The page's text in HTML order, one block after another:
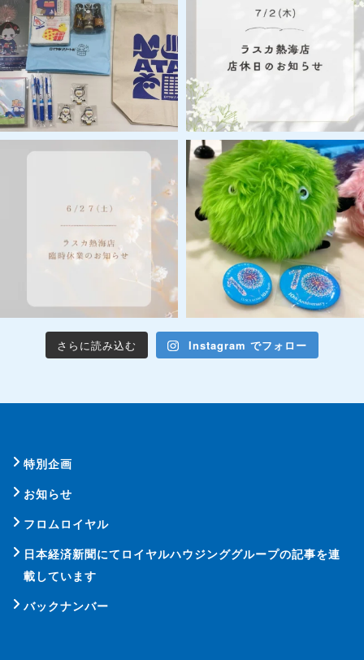
さらに読み込む Instagram でフォロー
特別企画
お知らせ
フロムロイヤル
日本経済新聞にてロイヤルハウジンググループの記事を連
載しています
バックナンバー